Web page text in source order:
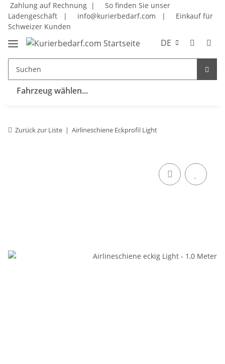
Zahlung auf Rechnung |
So finden Sie unser
Ladengeschäft
| info@kurierbedarf.com |
Einkauf für
Schweizer Kunden
DE
Fahrzeug wählen...
Zurück zur Liste Airlineschiene Eckprofil Light